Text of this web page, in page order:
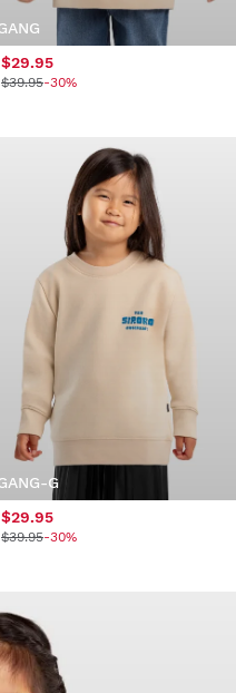
$29.95
$39.95-30%
G
$29.95
$39.95-30%